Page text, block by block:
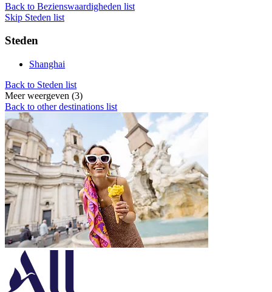
Back to Bezienswaardigheden list
Skip Steden list
Steden
Shanghai
Back to Steden list
Meer weergeven (3)
Back to other destinations list